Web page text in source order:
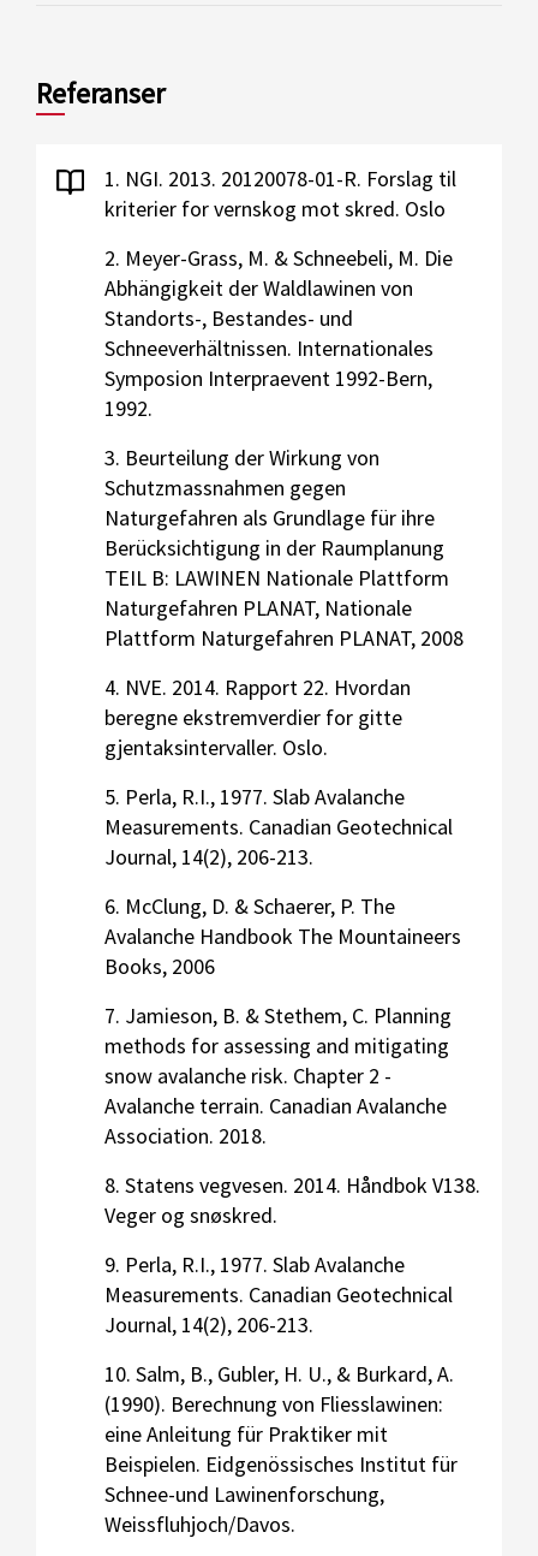
Referanser
1. NGI. 2013. 20120078-01-R. Forslag til
kriterier for vernskog mot skred. Oslo
2. Meyer-Grass, M. & Schneebeli, M. Die
Abhängigkeit der Waldlawinen von
Standorts-, Bestandes- und
Schneeverhältnissen. Internationales
Symposion Interpraevent 1992-Bern,
1992.
3. Beurteilung der Wirkung von
Schutzmassnahmen gegen
Naturgefahren als Grundlage für ihre
Berücksichtigung in der Raumplanung
TEIL B: LAWINEN Nationale Plattform
Naturgefahren PLANAT, Nationale
Plattform Naturgefahren PLANAT, 2008
4. NVE. 2014. Rapport 22. Hvordan
beregne ekstremverdier for gitte
gjentaksintervaller. Oslo.
5. Perla, R.I., 1977. Slab Avalanche
Measurements. Canadian Geotechnical
Journal, 14(2), 206-213.
6. McClung, D. & Schaerer, P. The
Avalanche Handbook The Mountaineers
Books, 2006
7. Jamieson, B. & Stethem, C. Planning
methods for assessing and mitigating
snow avalanche risk. Chapter 2 -
Avalanche terrain. Canadian Avalanche
Association. 2018.
8. Statens vegvesen. 2014. Håndbok V138.
Veger og snøskred.
9. Perla, R.I., 1977. Slab Avalanche
Measurements. Canadian Geotechnical
Journal, 14(2), 206-213.
10. Salm, B., Gubler, H. U., & Burkard, A.
(1990). Berechnung von Fliesslawinen:
eine Anleitung für Praktiker mit
Beispielen. Eidgenössisches Institut für
Schnee-und Lawinenforschung,
Weissfluhjoch/Davos.